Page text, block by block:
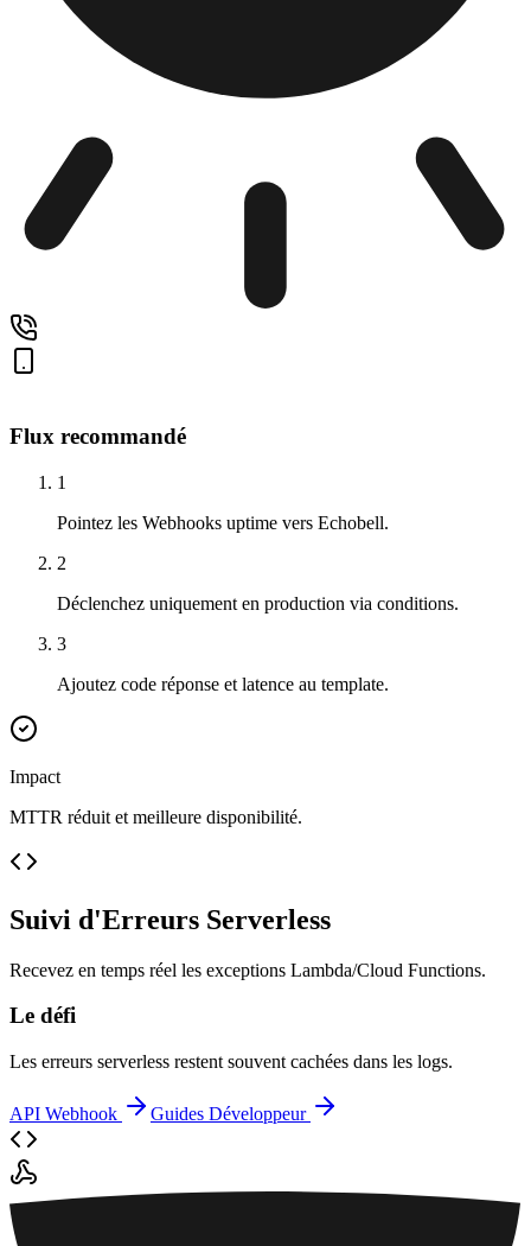
Flux recommandé
1
Pointez les Webhooks uptime vers Echobell.
2
Déclenchez uniquement en production via conditions.
3
Ajoutez code réponse et latence au template.
Impact
MTTR réduit et meilleure disponibilité.
Suivi d'Erreurs Serverless
Recevez en temps réel les exceptions Lambda/Cloud Functions.
Le défi
Les erreurs serverless restent souvent cachées dans les logs.
API Webhook Guides Développeur